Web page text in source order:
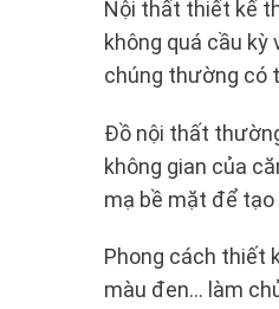
Nội thất thiết kế
không quá cầu
chúng thường có
Đồ nội thất
không gian của
mạ bề mặt để
Phong cách thiết
màu đen... làm